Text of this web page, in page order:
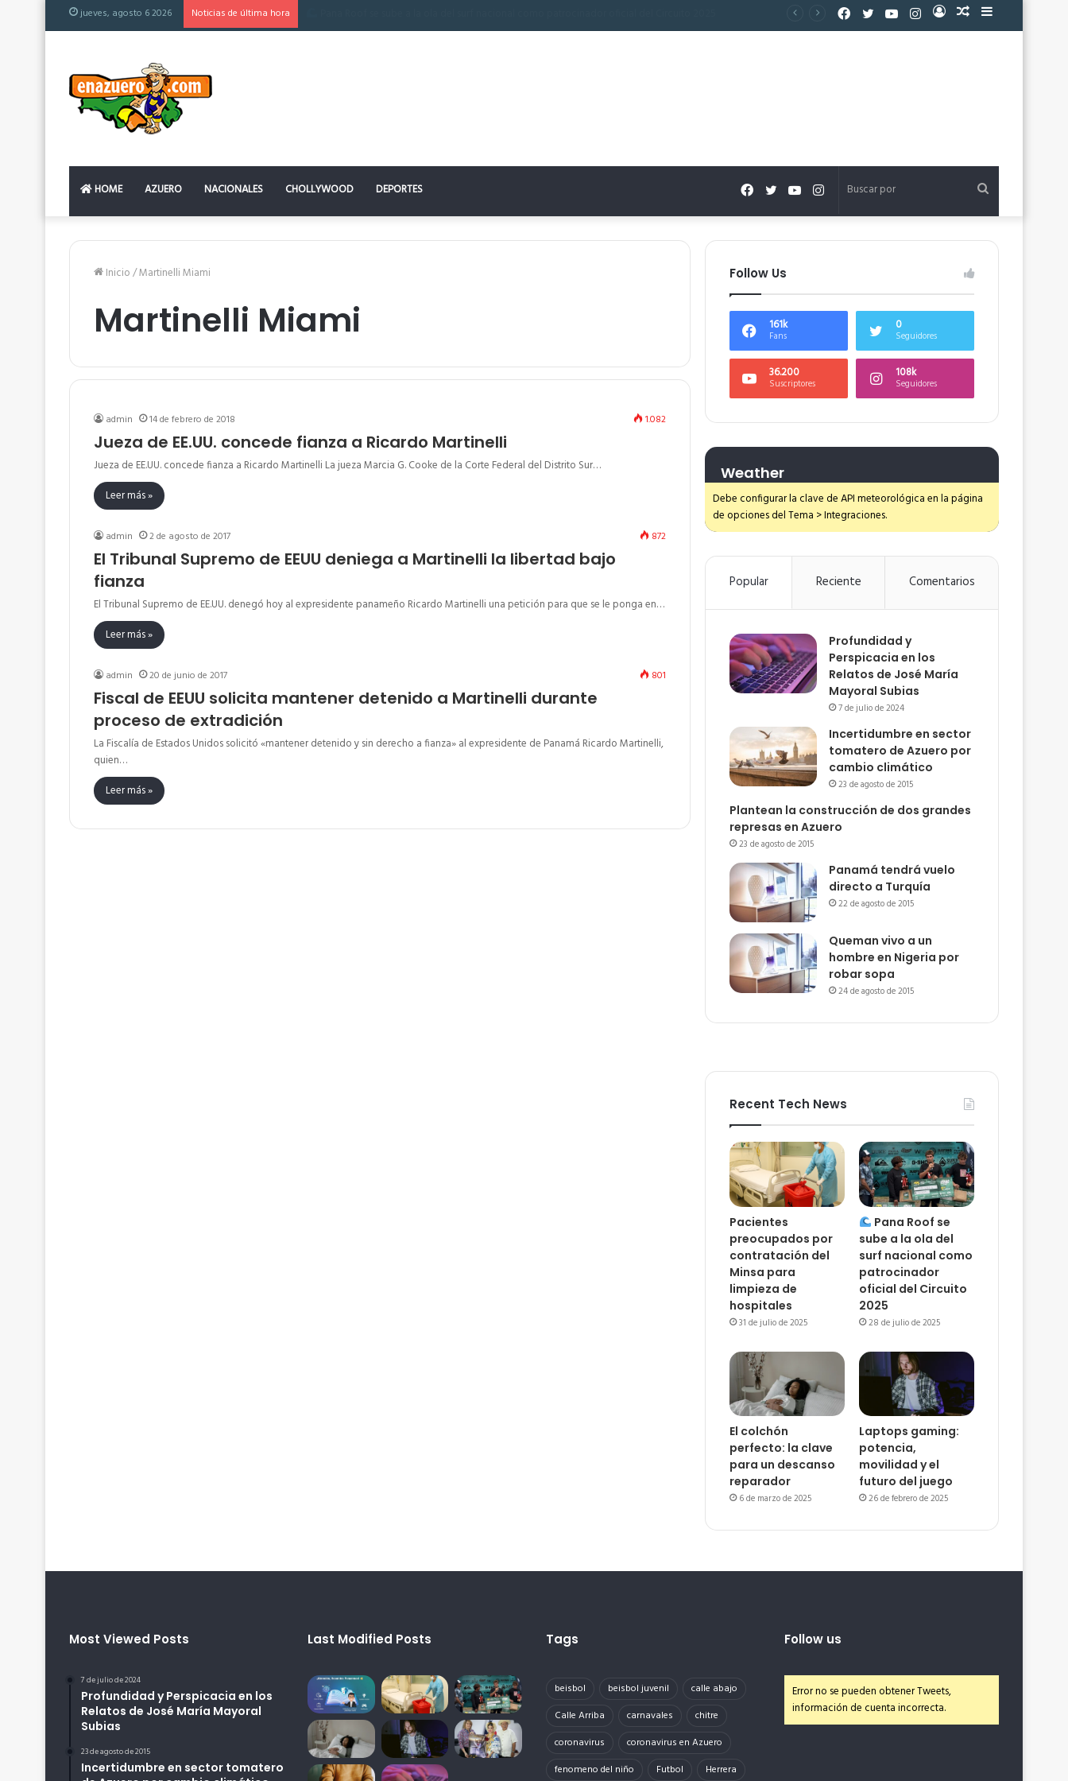
jueves, agosto 6 2026 Noticias de última hora
Barra
Publicación
Acceso
Instagram
YouTube
Twitter
Facebook
HOME AZUERO NACIONALES CHOLLYWOOD DEPORTES Buscar
por
Instagram
YouTube
Twitter
Facebook
Inicio/Martinelli Miami
Martinelli Miami
admin 14 de febrero de 2018 1.082
Jueza de EE.UU. concede fianza a Ricardo Martinelli
Jueza de EE.UU. concede fianza a Ricardo Martinelli La jueza Marcia G. Cooke de la Corte Federal del Distrito Sur…
Leer más »
admin 2 de agosto de 2017 872
El Tribunal Supremo de EEUU deniega a Martinelli la libertad bajo
fianza
El Tribunal Supremo de EE.UU. denegó hoy al expresidente panameño Ricardo Martinelli una petición para que se le ponga en…
Leer más »
admin 20 de junio de 2017 801
Fiscal de EEUU solicita mantener detenido a Martinelli durante
proceso de extradición
La Fiscalía de Estados Unidos solicitó «mantener detenido y sin derecho a fianza» al expresidente de Panamá Ricardo Martinelli,
quien…
Leer más »
Follow Us
161k
Fans
0
Seguidores
36.200
Suscriptores
108k
Seguidores
Weather
Debe configurar la clave de API meteorológica en la página
de opciones del Tema > Integraciones.
Popular Reciente Comentarios
Profundidad y
Perspicacia en los
Relatos de José María
Mayoral Subias
7 de julio de 2024
Incertidumbre en sector
tomatero de Azuero por
cambio climático
23 de agosto de 2015
Plantean la construcción de dos grandes
represas en Azuero
23 de agosto de 2015
Panamá tendrá vuelo
directo a Turquía
22 de agosto de 2015
Queman vivo a un
hombre en Nigeria por
robar sopa
24 de agosto de 2015
Recent Tech News
Pacientes
preocupados por
contratación del
Minsa para
limpieza de
hospitales
31 de julio de 2025
Pana Roof se
sube a la ola del
surf nacional como
patrocinador
oficial del Circuito
2025
28 de julio de 2025
El colchón
perfecto: la clave
para un descanso
reparador
6 de marzo de 2025
Laptops gaming:
potencia,
movilidad y el
futuro del juego
26 de febrero de 2025
Most Viewed Posts
7 de julio de 2024
Profundidad y Perspicacia en los
Relatos de José María Mayoral
Subias
23 de agosto de 2015
Incertidumbre en sector tomatero
Last Modified Posts Tags
beisbol beisbol juvenil
calle abajo
Calle Arriba
carnavales
chitre
coronavirus
coronavirus en Azuero
fenomeno del niño
Futbol
Herrera
Follow us
Error no se pueden obtener Tweets,
información de cuenta incorrecta.